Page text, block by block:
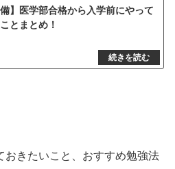
備】医学部合格から入学前にやって
とまとめ！
おきたいこと、おすすめ勉強法